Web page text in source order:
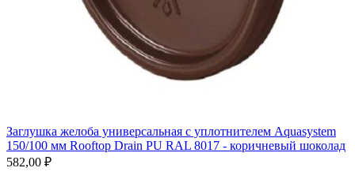
Заглушка желоба универсальная с уплотнителем Aquasystem
150/100 мм Rooftop Drain PU RAL 8017 - коричневый шоколад
582,00 ₽